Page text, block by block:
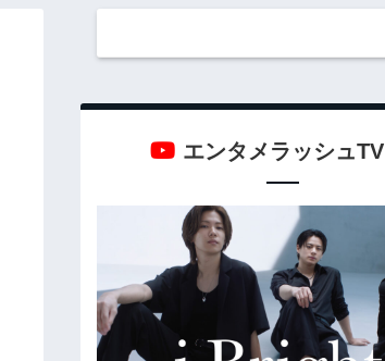
エンタメラッシュTV